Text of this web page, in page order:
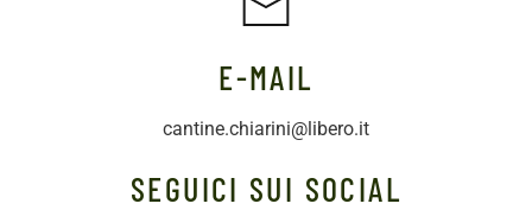
E-MAIL
cantine.chiarini@libero.it
SEGUICI SUI SOCIAL